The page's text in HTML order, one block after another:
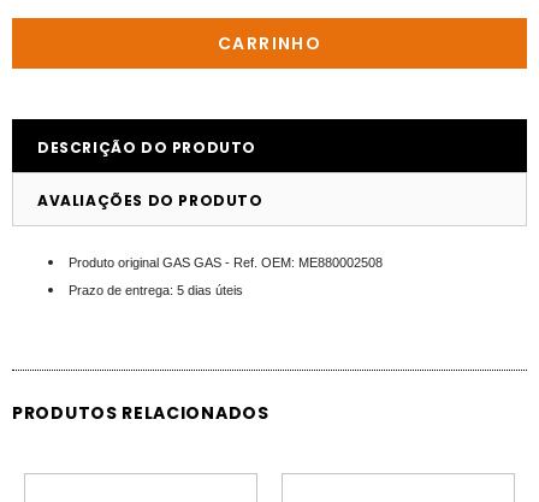
DESCRIÇÃO DO PRODUTO
AVALIAÇÕES DO PRODUTO
Produto original GAS GAS - Ref. OEM: ME880002508
Prazo de entrega: 5 dias úteis
PRODUTOS RELACIONADOS